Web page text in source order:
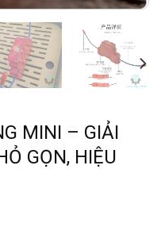
MINI – GIẢI
GỌN, HIỆU